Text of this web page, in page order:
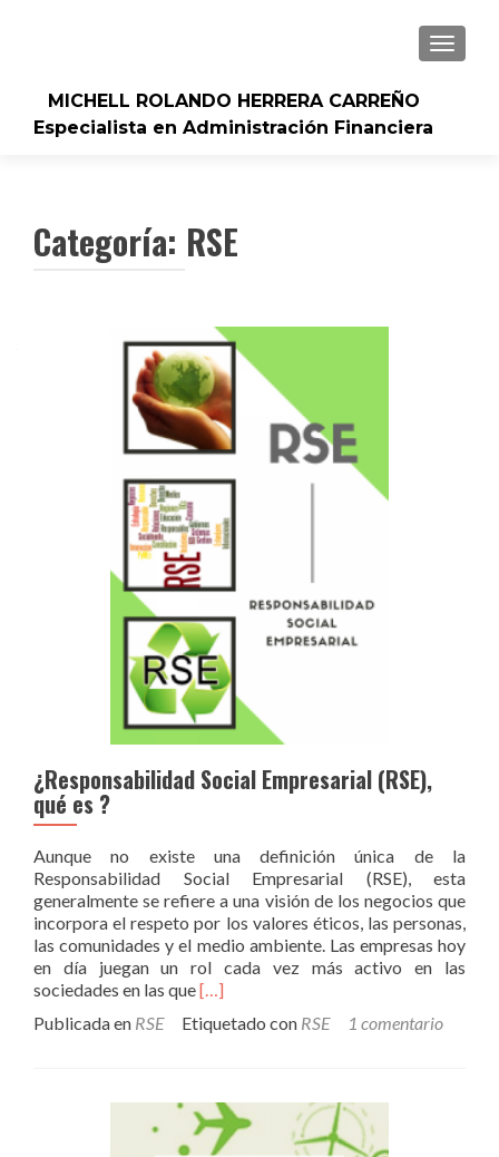
MICHELL ROLANDO HERRERA CARREÑO
Especialista en Administración Financiera
Categoría: RSE
¿Responsabilidad Social Empresarial (RSE),
qué es ?
Aunque no existe una definición única de la
Responsabilidad Social Empresarial (RSE), esta
generalmente se refiere a una visión de los negocios que
incorpora el respeto por los valores éticos, las personas,
las comunidades y el medio ambiente. Las empresas hoy
en día juegan un rol cada vez más activo en las
sociedades en las queLeer
Social
qué
es
[…]
Publicada en RSE Etiquetado con RSE 1 comentario
Navegación
entradas